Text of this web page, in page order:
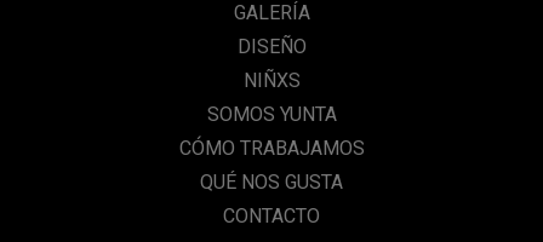
GALERÍA
DISEÑO
NIÑXS
SOMOS YUNTA
CÓMO TRABAJAMOS
QUÉ NOS GUSTA
CONTACTO